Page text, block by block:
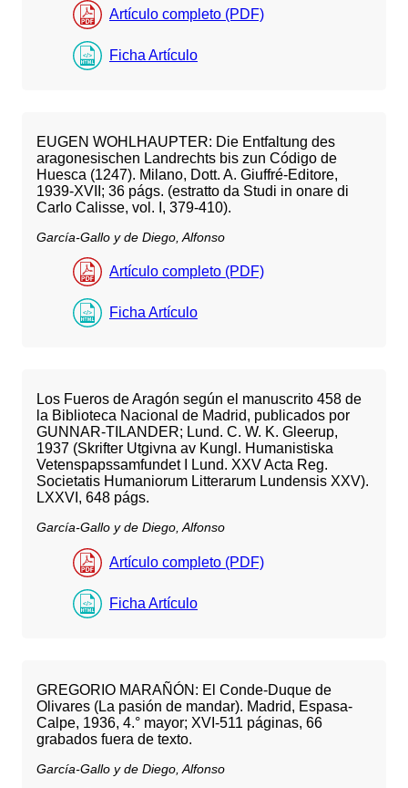
Artículo completo (PDF)
Ficha Artículo
EUGEN WOHLHAUPTER: Die Entfaltung des
aragonesischen Landrechts bis zun Código de
Huesca (1247). Milano, Dott. A. Giuffré-Editore,
1939-XVII; 36 págs. (estratto da Studi in onare di
Carlo Calisse, vol. I, 379-410).
García-Gallo y de Diego, Alfonso
Artículo completo (PDF)
Ficha Artículo
Los Fueros de Aragón según el manuscrito 458 de
la Biblioteca Nacional de Madrid, publicados por
GUNNAR-TILANDER; Lund. C. W. K. Gleerup,
1937 (Skrifter Utgivna av Kungl. Humanistiska
Vetenspapssamfundet I Lund. XXV Acta Reg.
Societatis Humaniorum Litterarum Lundensis XXV).
LXXVI, 648 págs.
García-Gallo y de Diego, Alfonso
Artículo completo (PDF)
Ficha Artículo
GREGORIO MARAÑÓN: El Conde-Duque de
Olivares (La pasión de mandar). Madrid, Espasa-
Calpe, 1936, 4.° mayor; XVI-511 páginas, 66
grabados fuera de texto.
García-Gallo y de Diego, Alfonso